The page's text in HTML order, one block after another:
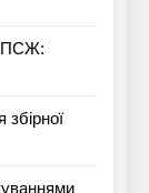
ПСЖ: